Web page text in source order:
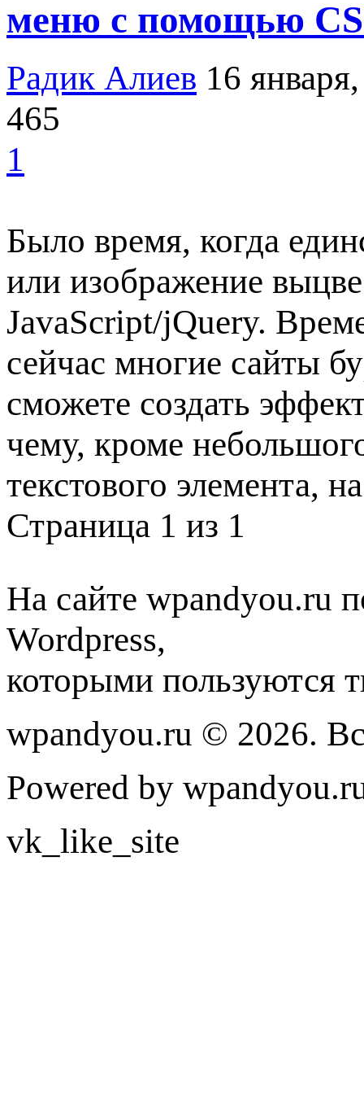
меню с помощью
Радик Алиев 16
465
1
Было время, когда
или изображение
JavaScript/jQuery.
сейчас многие сайты
сможете создать
чему, кроме
текстового элемента,
Страница 1 из 1
На сайте wpandyou.ru
Wordpress,
которыми пользуются
wpandyou.ru © 2026.
Powered by
vk_like_site